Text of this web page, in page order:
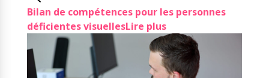
Bilan de compétences pour les personnes
déficientes visuellesLire plus